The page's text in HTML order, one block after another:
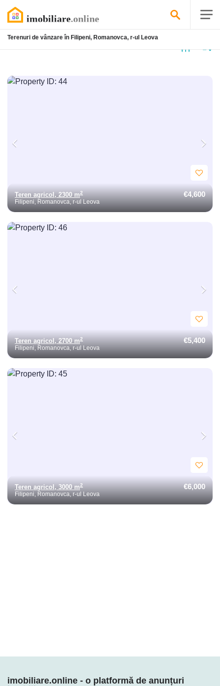
Terenuri de vânzare în Filipeni, Romanovca, r-ul Leova
Teren agricol, 2300 m2
Filipeni, Romanovca, r-ul Leova
€4,600
Teren agricol, 2700 m2
Filipeni, Romanovca, r-ul Leova
€5,400
Teren agricol, 3000 m2
Filipeni, Romanovca, r-ul Leova
€6,000
imobiliare.online - o platformă de anunțuri